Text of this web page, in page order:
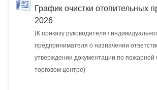
График очистки отопительных
2026
(К приказу руководителя /
предпринимателя о назначении
утверждении документации по пожарной
торговом центре)